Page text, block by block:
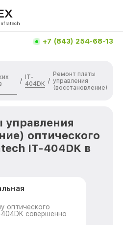
+7 (843) 254-68-13
/
IT-
404DK /
Ремонт платы
управления
(восстановление)
управления
оптического
IT-404DK в
оптического
совершенно